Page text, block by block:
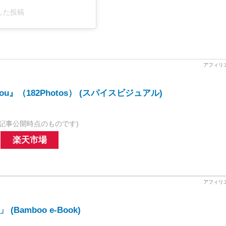
た投稿
』（182Photos） (スパイスビジュアル)
事公開時点のものです)
楽天市場
(Bamboo e-Book)